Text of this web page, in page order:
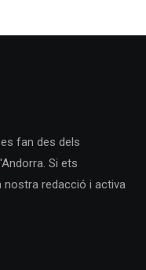
fan des dels
Si ets
redacció i activa